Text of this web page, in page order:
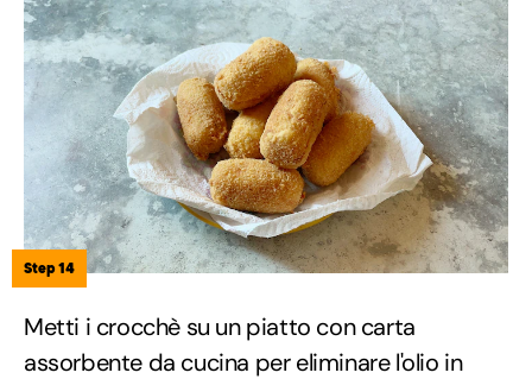
Step 14
Metti i crocchè su un piatto con carta
assorbente da cucina per eliminare l'olio in